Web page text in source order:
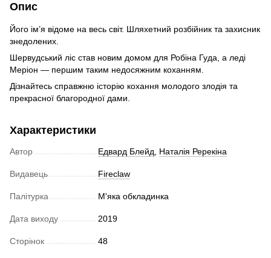
Опис
Його ім’я відоме на весь світ. Шляхетний розбійник та захисник
знедолених.
Шервудський ліс став новим домом для Робіна Гуда, а леді
Меріон — першим таким недосяжним коханням.
Дізнайтесь справжню історію кохання молодого злодія та
прекрасної благородної дами.
Характеристики
Автор Едвард Блейд, Наталія Ререкіна
Видавець Fireclaw
Палітурка М'яка обкладинка
Дата виходу 2019
Сторінок 48